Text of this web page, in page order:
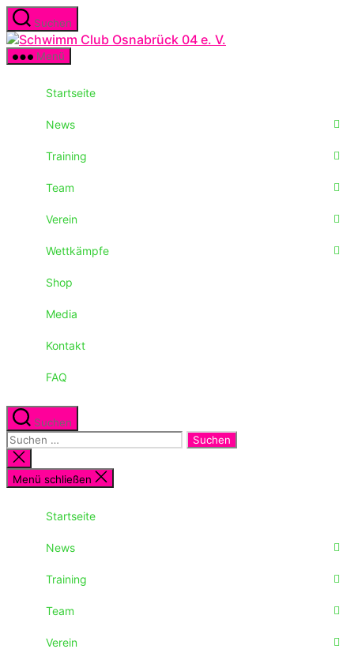
Zum
Inhalt
springen
Suchen
Menü
Startseite
News
Training
Team
Verein
Wettkämpfe
Shop
Media
Kontakt
FAQ
Suchen
Suchen
nach:
Suche
schließen
Menü schließen
Startseite
News
Training
Team
Verein